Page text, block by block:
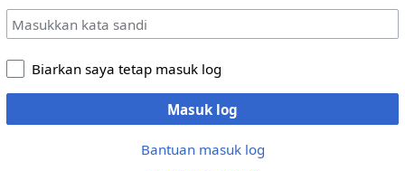
Biarkan saya tetap masuk log
Masuk log
Bantuan masuk log